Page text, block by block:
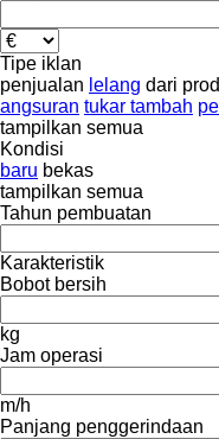
Tipe iklan
penjualan lelang dari
angsuran tukar tambah
tampilkan semua
Kondisi
baru bekas
tampilkan semua
Tahun pembuatan
Karakteristik
Bobot bersih
kg
Jam operasi
m/h
Panjang penggerindaan